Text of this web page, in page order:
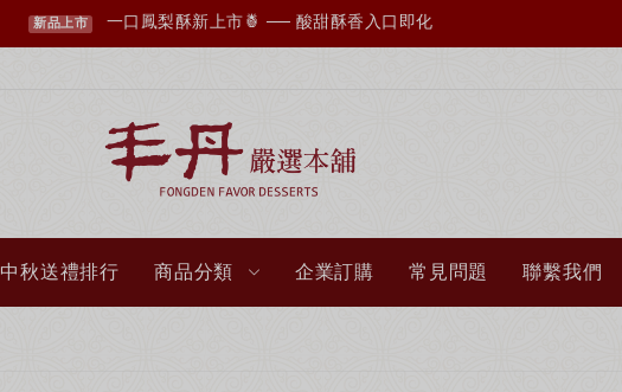
新品上市 一口鳳梨酥新上市🍍 ── 酸甜酥香入口即化
中秋送禮排行 商品分類 企業訂購 常見問題 聯繫我們